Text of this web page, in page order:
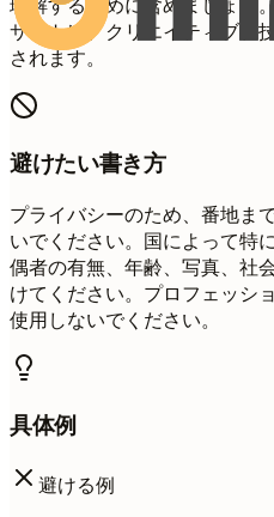
理解するために含めましょう
サイトは、クリエイティブ、
されます。
避けたい書き方
プライバシーのため、番地ま
いでください。国によって特
偶者の有無、年齢、写真、社
けてください。プロフェッシ
使用しないでください。
具体例
避ける例